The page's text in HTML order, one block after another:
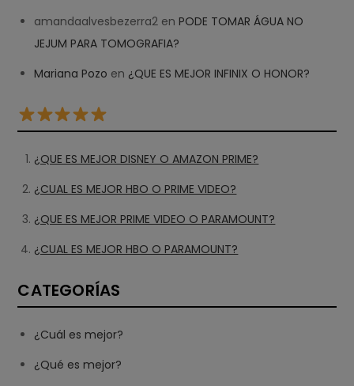
amandaalvesbezerra2 enPODE TOMAR ÁGUA NO
JEJUM PARA TOMOGRAFIA?
Mariana Pozo en ¿QUE ES MEJOR INFINIX O HONOR?
¿QUE ES MEJOR DISNEY O AMAZON PRIME?
¿CUAL ES MEJOR HBO O PRIME VIDEO?
¿QUE ES MEJOR PRIME VIDEO O PARAMOUNT?
¿CUAL ES MEJOR HBO O PARAMOUNT?
CATEGORÍAS
¿Cuál es mejor?
¿Qué es mejor?